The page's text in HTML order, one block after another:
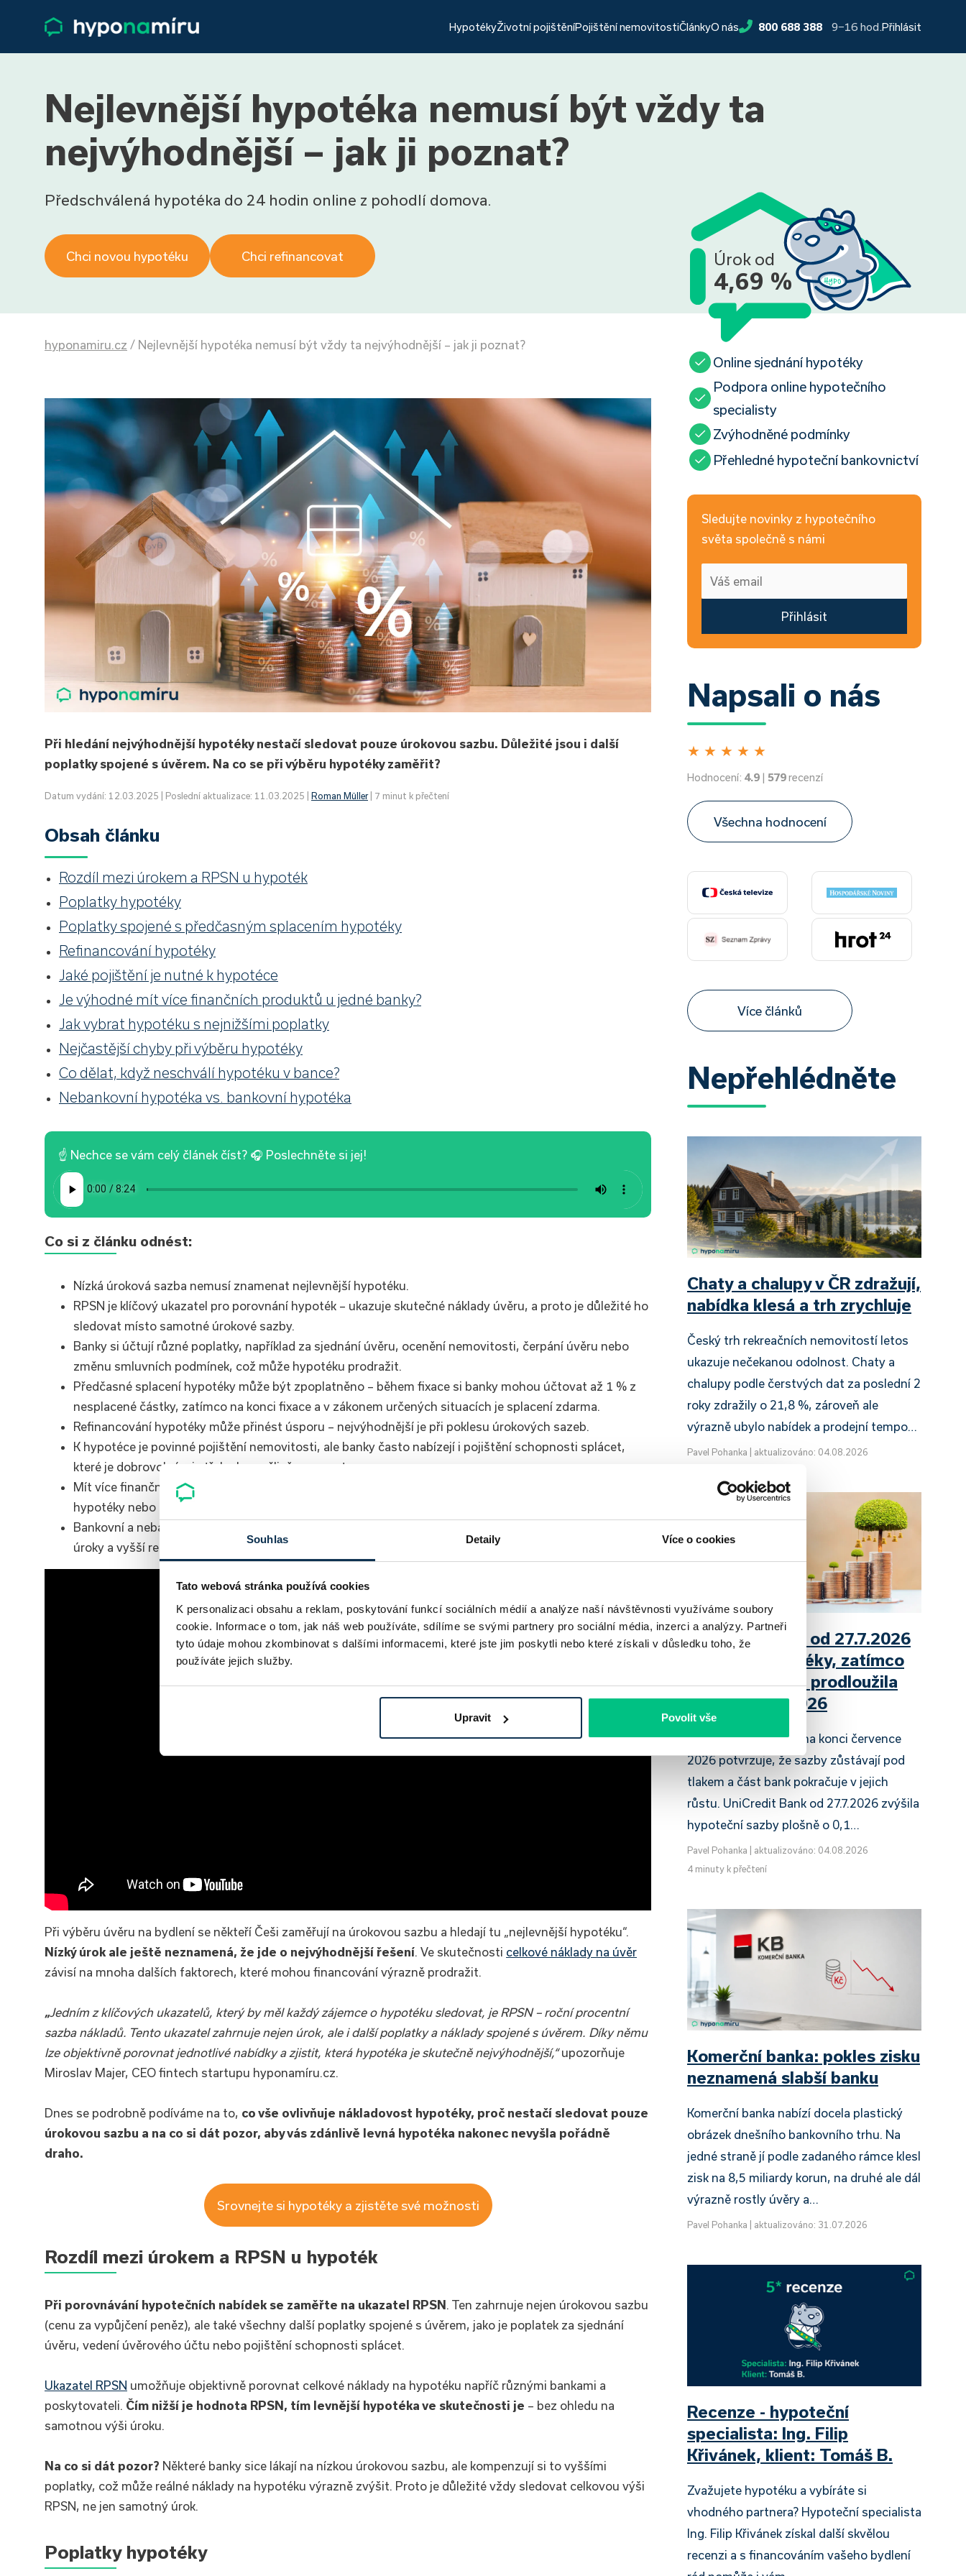
Souhlas Detaily Více o cookies
Tato webová stránka používá cookies
K personalizaci obsahu a reklam, poskytování funkcí sociálních médií a analýze naší návštěvnosti využíváme soubory
cookie. Informace o tom, jak náš web používáte, sdílíme se svými partnery pro sociální média, inzerci a analýzy. Partneři
tyto údaje mohou zkombinovat s dalšími informacemi, které jste jim poskytli nebo které získali v důsledku toho, že
používáte jejich služby.
Upravit Povolit vše
HypotékyŽivotní pojištěníPojištění nemovitostiČlánkyO nás 800 688 388 9−16 hod. Přihlásit
Nejlevnější hypotéka nemusí být vždy ta
nejvýhodnější – jak ji poznat?
Předschválená hypotéka do 24 hodin online z pohodlí domova.
Chci novou hypotéku Chci refinancovat Úrok od
4,69 %
hyponamiru.cz / Nejlevnější hypotéka nemusí být vždy ta nejvýhodnější – jak ji poznat?
Při hledání nejvýhodnější hypotéky nestačí sledovat pouze úrokovou sazbu. Důležité jsou i další
poplatky spojené s úvěrem. Na co se při výběru hypotéky zaměřit?
Datum vydání: 12.03.2025 | Poslední aktualizace: 11.03.2025 | Roman Müller| 7 minut k přečtení
Obsah článku
Rozdíl mezi úrokem a RPSN u hypoték
Poplatky hypotéky
Poplatky spojené s předčasným splacením hypotéky
Refinancování hypotéky
Jaké pojištění je nutné k hypotéce
Je výhodné mít více finančních produktů u jedné banky?
Jak vybrat hypotéku s nejnižšími poplatky
Nejčastější chyby při výběru hypotéky
Co dělat, když neschválí hypotéku v bance?
Nebankovní hypotéka vs. bankovní hypotéka
☝ Nechce se vám celý článek číst? 🎧 Poslechněte si jej!
Co si z článku odnést:
Nízká úroková sazba nemusí znamenat nejlevnější hypotéku.
RPSN je klíčový ukazatel pro porovnání hypoték – ukazuje skutečné náklady úvěru, a proto je důležité ho
sledovat místo samotné úrokové sazby.
Banky si účtují různé poplatky, například za sjednání úvěru, ocenění nemovitosti, čerpání úvěru nebo
změnu smluvních podmínek, což může hypotéku prodražit.
Předčasné splacení hypotéky může být zpoplatněno – během fixace si banky mohou účtovat až 1 % z
nesplacené částky, zatímco na konci fixace a v zákonem určených situacích je splacení zdarma.
Refinancování hypotéky může přinést úsporu – nejvýhodnější je při poklesu úrokových sazeb.
K hypotéce je povinné pojištění nemovitosti, ale banky často nabízejí i pojištění schopnosti splácet,
které je dobrovolné a je třeba ho pečlivě porovnat.
Mít více finančních produktů u jedné banky může být výhodné, například pro jednodušší schvalování
hypotéky nebo získání lepších podmínek.
Bankovní a nebankovní hypotéky se liší v podmínkách, ceně i rizicích – bankovní hypotéky mají nižší
úroky a vyšší regulaci, zatímco nebankovní jsou dražší, ale dostupnější.
Při výběru úvěru na bydlení se někteří Češi zaměřují na úrokovou sazbu a hledají tu „nejlevnější hypotéku“.
Nízký úrok ale ještě neznamená, že jde o nejvýhodnější řešení . Ve skutečnosti celkové náklady na úvěr
závisí na mnoha dalších faktorech, které mohou financování výrazně prodražit.
„Jedním z klíčových ukazatelů, který by měl každý zájemce o hypotéku sledovat, je RPSN– roční procentní
sazba nákladů. Tento ukazatel zahrnuje nejen úrok, ale i další poplatky a náklady spojené s úvěrem. Díky němu
lze objektivně porovnat jednotlivé nabídky a zjistit, která hypotéka je skutečně nejvýhodnější,“upozorňuje
Miroslav Majer, CEO fintech startupu hyponamíru.cz.
Dnes se podrobně podíváme na to, co vše ovlivňuje nákladovost hypotéky, proč nestačí sledovat pouze
úrokovou sazbu a na co si dát pozor, aby vás zdánlivě levná hypotéka nakonec nevyšla pořádně
draho.
Srovnejte si hypotéky a zjistěte své možnosti
Rozdíl mezi úrokem a RPSN u hypoték
Při porovnávání hypotečních nabídek se zaměřte na ukazatel RPSN . Ten zahrnuje nejen úrokovou sazbu
(cenu za vypůjčení peněz), ale také všechny další poplatky spojené s úvěrem, jako je poplatek za sjednání
úvěru, vedení úvěrového účtu nebo pojištění schopnosti splácet.
Ukazatel RPSN umožňuje objektivně porovnat celkové náklady na hypotéku napříč různými bankami a
poskytovateli. Čím nižší je hodnota RPSN, tím levnější hypotéka ve skutečnosti je – bez ohledu na
samotnou výši úroku.
Na co si dát pozor? Některé banky sice lákají na nízkou úrokovou sazbu, ale kompenzují si to vyššími
poplatky, což může reálné náklady na hypotéku výrazně zvýšit. Proto je důležité vždy sledovat celkovou výši
RPSN, ne jen samotný úrok.
Poplatky hypotéky
Online sjednání hypotéky
Podpora online hypotečního
specialisty
Zvýhodněné podmínky
Přehledné hypoteční bankovnictví
Sledujte novinky z hypotečního
světa společně s námi
Přihlásit
Napsali o nás
★ ★ ★ ★ ★
Hodnocení: 4.9 | 579recenzí
Všechna hodnocení
Více článků
Nepřehlédněte
Chaty a chalupy v ČR zdražují,
nabídka klesá a trh zrychluje
Český trh rekreačních nemovitostí letos
ukazuje nečekanou odolnost. Chaty a
chalupy podle čerstvých dat za poslední 2
roky zdražily o 21,8 %, zároveň ale
výrazně ubylo nabídek a prodejní tempo…
Pavel Pohanka aktualizováno: 04.08.2026
UniCredit Bank od 27.7.2026
zdražuje hypotéky, zatímco
Raiffeisenbank prodloužila
slevu do 6.9.2026
Český hypoteční trh na konci července
2026 potvrzuje, že sazby zůstávají pod
tlakem a část bank pokračuje v jejich
růstu. UniCredit Bank od 27.7.2026 zvýšila
hypoteční sazby plošně o 0,1…
Pavel Pohanka
aktualizováno: 04.08.2026
4 minuty k přečtení
Komerční banka: pokles zisku
neznamená slabší banku
Komerční banka nabízí docela plastický
obrázek dnešního bankovního trhu. Na
jedné straně jí podle zadaného rámce klesl
zisk na 8,5 miliardy korun, na druhé ale dál
výrazně rostly úvěry a…
Pavel Pohanka aktualizováno: 31.07.2026
Recenze - hypoteční
specialista: Ing. Filip
Křivánek, klient: Tomáš B.
Zvažujete hypotéku a vybíráte si
vhodného partnera? Hypoteční specialista
Ing. Filip Křivánek získal další skvělou
recenzi a s financováním vašeho bydlení